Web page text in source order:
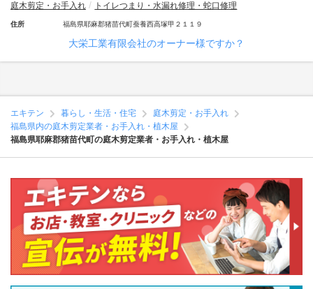
庭木剪定・お手入れ トイレつまり・水漏れ修理・蛇口修理
住所 福島県耶麻郡猪苗代町蚕養西高塚甲２１１９
大栄工業有限会社のオーナー様ですか？
エキテン 暮らし・生活・住宅
庭木剪定・お手入れ
福島県内の庭木剪定業者・お手入れ・植木屋
福島県耶麻郡猪苗代町の庭木剪定業者・お手入れ・植木屋